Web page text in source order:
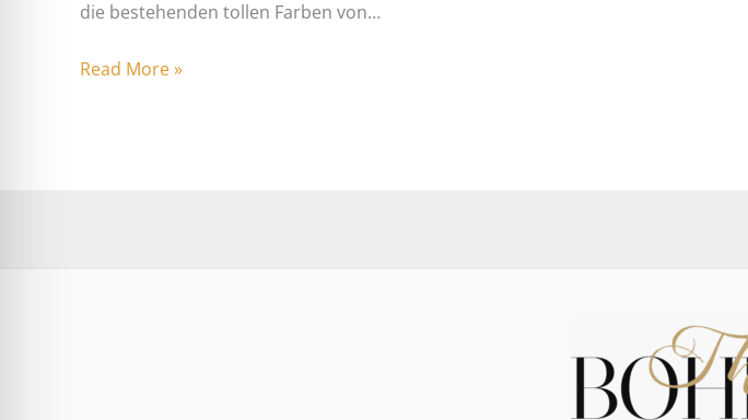
die bestehenden tollen Farben von…
Read More »